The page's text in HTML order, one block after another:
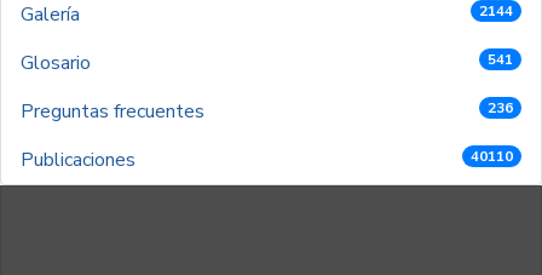
Galería 2144
Glosario 541
Preguntas frecuentes 236
Publicaciones 40110